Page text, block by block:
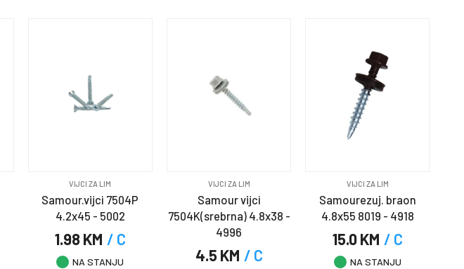
VIJCI ZA LIM
Samour.vijci 7504P
4.2x45 - 5002
1.98 KM / C
NA STANJU
VIJCI ZA LIM
Samour vijci
7504K(srebrna) 4.8x38 -
4996
4.5 KM / C
VIJCI ZA LIM
Samourezuj. braon
4.8x55 8019 - 4918
15.0 KM / C
NA STANJU